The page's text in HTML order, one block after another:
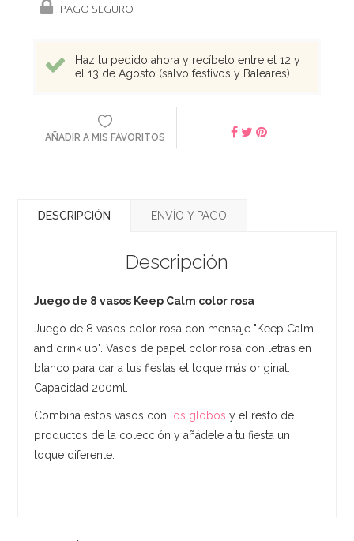
PAGO SEGURO
Haz tu pedido ahora y recíbelo entre el 12 y
el 13 de Agosto (salvo festivos y Baleares)
AÑADIR A MIS FAVORITOS
DESCRIPCIÓN ENVÍO Y PAGO
Descripción
Juego de 8 vasos Keep Calm color rosa
Juego de 8 vasos color rosa con mensaje "Keep Calm
and drink up". Vasos de papel color rosa con letras en
blanco para dar a tus fiestas el toque más original.
Capacidad 200ml.
Combina estos vasos con los globos y el resto de
productos de la colección y añádele a tu fiesta un
toque diferente.